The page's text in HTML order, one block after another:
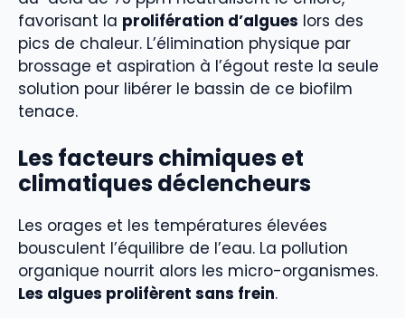
favorisant la prolifération d’algues lors des
pics de chaleur. L’élimination physique par
brossage et aspiration à l’égout reste la seule
solution pour libérer le bassin de ce biofilm
tenace.
Les facteurs chimiques et
climatiques déclencheurs
Les orages et les températures élevées
bousculent l’équilibre de l’eau. La pollution
organique nourrit alors les micro-organismes.
Les algues prolifèrent sans frein.